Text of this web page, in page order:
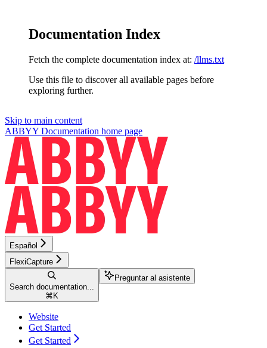
Documentation Index
Fetch the complete documentation index at: /llms.txt
Use this file to discover all available pages before
exploring further.
Skip to main content
ABBYY Documentation home page
Español
FlexiCapture
Search documentation...
⌘ K
Preguntar al asistente
Website
Get Started
Get Started